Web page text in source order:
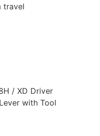
travel
/ XD Driver
with Tool